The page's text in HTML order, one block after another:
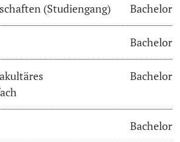
Donors & Alumni
Center (Studiengang) Bachelor
Bachelor
Bachelor
Bachelor